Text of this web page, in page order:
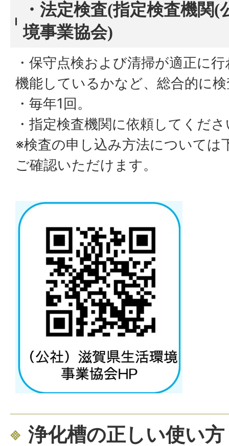
・法定検査(指定検査機関
境事業協会)
・保守点検および清掃が適正に
機能しているかなど、総合的に
・毎年1回。
・指定検査機関に依頼してくだ
※検査の申し込み方法については
ご確認いただけます。
浄化槽の正しい使い方